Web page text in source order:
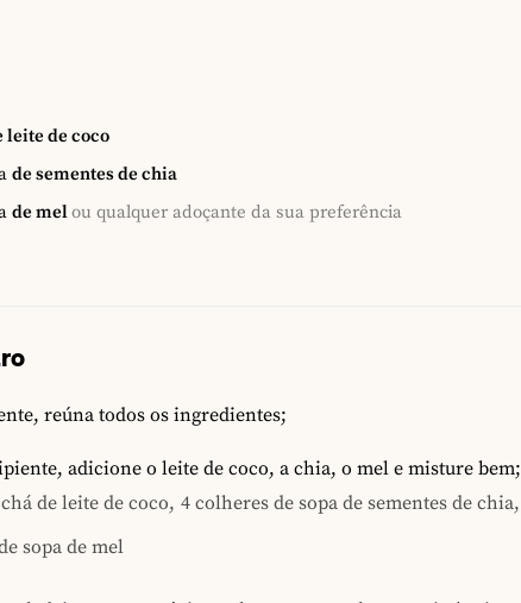
leite de coco
de sementes de chia
de melou qualquer adoçante da sua preferência
reúna todos os ingredientes;
adicione o leite de coco, a chia, o mel e misture bem;
de leite de coco, 4 colheres de sopa de sementes de chia,
sopa de mel